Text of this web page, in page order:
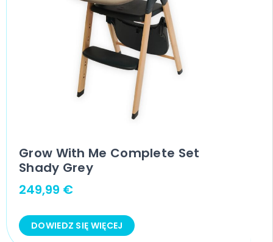
Grow With Me Complete Set
Shady Grey
249,99 €
DOWIEDZ SIĘ WIĘCEJ